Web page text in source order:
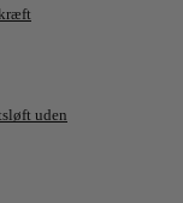
uden